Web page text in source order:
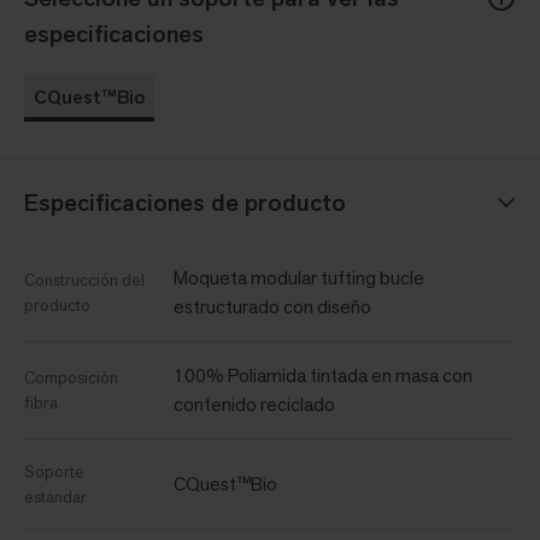
especificaciones
CQuest™Bio
Especificaciones de producto
Construcción del
producto
Moqueta modular tufting bucle
estructurado con diseño
Composición
fibra
100% Poliamida tintada en masa con
contenido reciclado
Soporte
estándar
CQuest™Bio